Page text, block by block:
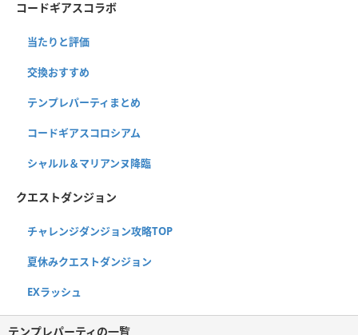
コードギアスコラボ
当たりと評価
交換おすすめ
テンプレパーティまとめ
コードギアスコロシアム
シャルル＆マリアンヌ降臨
クエストダンジョン
チャレンジダンジョン攻略TOP
夏休みクエストダンジョン
EXラッシュ
テンプレパーティの一覧